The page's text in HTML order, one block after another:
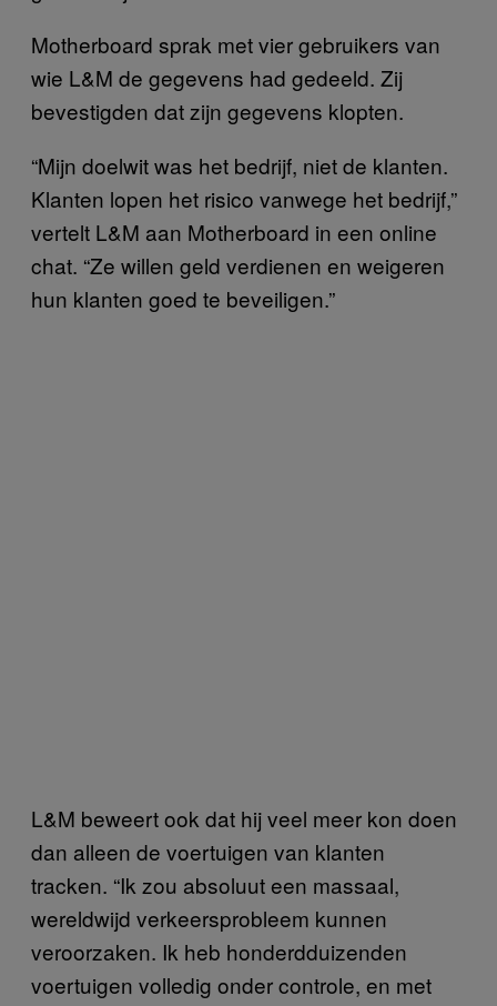
Motherboard sprak met vier gebruikers van
wie L&M de gegevens had gedeeld. Zij
bevestigden dat zijn gegevens klopten.
“Mijn doelwit was het bedrijf, niet de klanten.
Klanten lopen het risico vanwege het bedrijf,”
vertelt L&M aan Motherboard in een online
chat. “Ze willen geld verdienen en weigeren
hun klanten goed te beveiligen.”
L&M beweert ook dat hij veel meer kon doen
dan alleen de voertuigen van klanten
tracken. “Ik zou absoluut een massaal,
wereldwijd verkeersprobleem kunnen
veroorzaken. Ik heb honderdduizenden
voertuigen volledig onder controle, en met